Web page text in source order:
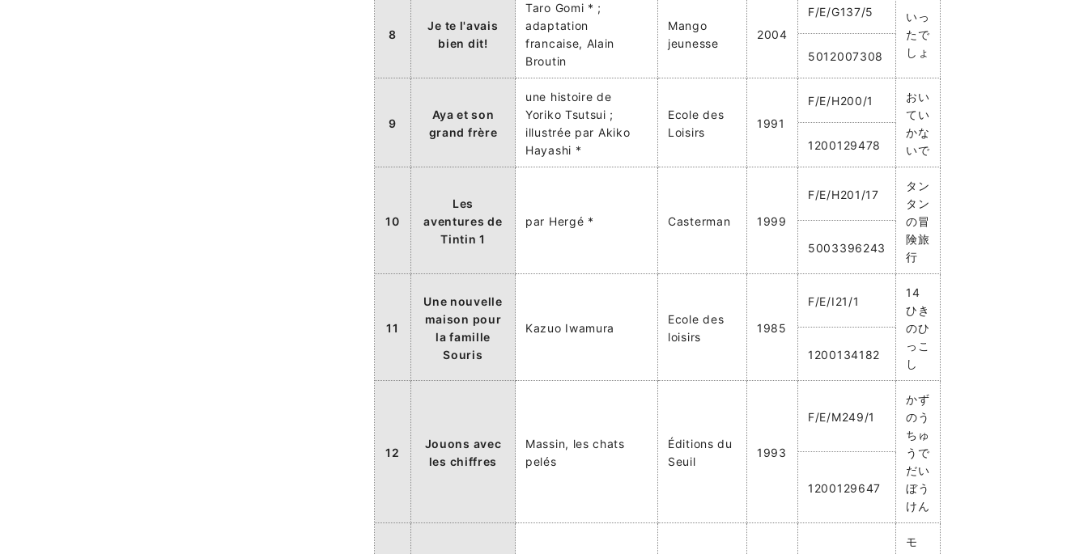
8
Je te l'avais
bien dit!
Taro Gomi * ;
adaptation
francaise, Alain
Broutin
Mango
jeunesse
2004
F/E/G137/5
いっ
たで
しょ
5012007308
9
Aya et son
grand frère
une histoire de
Yoriko Tsutsui ;
illustrée par Akiko
Hayashi *
Ecole des
Loisirs
1991
F/E/H200/1
おい
てい
かな
いで
1200129478
10
Les
aventures de
Tintin 1
par Hergé * Casterman 1999
F/E/H201/17
タン
タン
の冒
険旅
行
5003396243
11
Une nouvelle
maison pour
la famille
Souris
Kazuo Iwamura
Ecole des
loisirs
1985
F/E/I21/1
14
ひき
のひ
っこ
し
1200134182
12
Jouons avec
les chiffres
Massin, les chats
pelés
Éditions du
Seuil
1993
F/E/M249/1
かず
のう
ちゅ
うで
だい
ぼう
けん
1200129647
モ